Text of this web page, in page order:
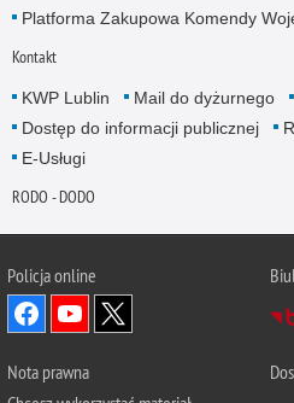
Platforma Zakupowa Komendy
Kontakt
KWP Lublin Mail do dyżurnego
Dostęp do informacji publicznej
E-Usługi
RODO - DODO
Policja online
Nota prawna